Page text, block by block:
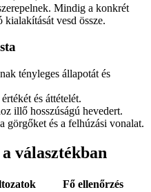
Mindig a konkrét
kialakítását vesd össze.
tényleges állapotát és
és áttételét.
illő hosszúságú hevedert.
görgőket és a felhúzási vonalat.
választékban
Fő ellenőrzés